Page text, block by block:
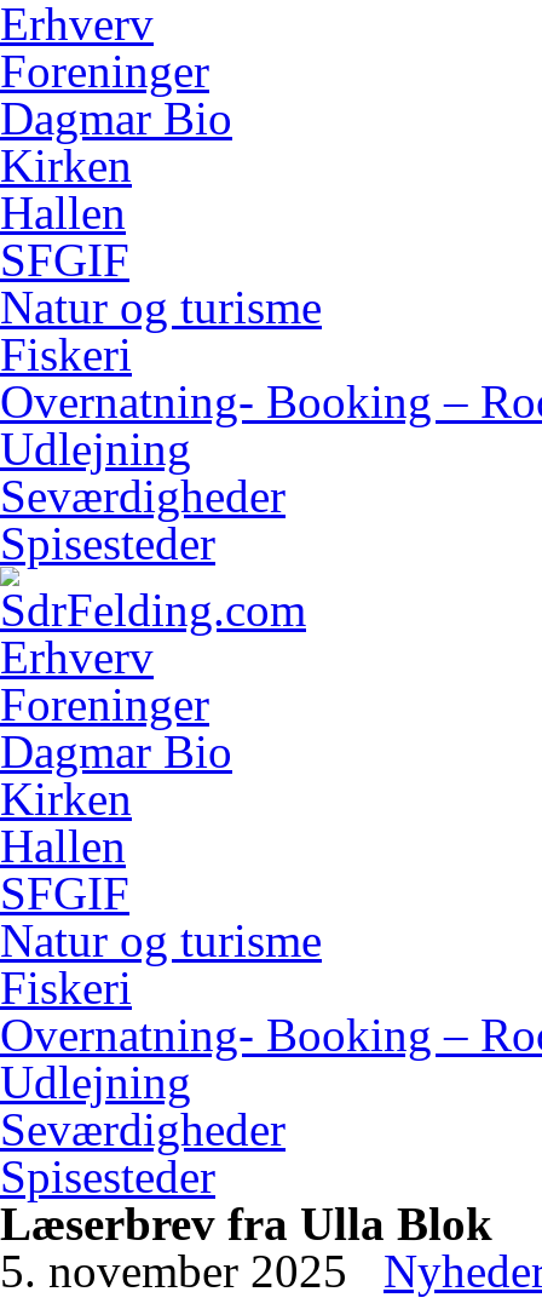
Erhverv
Foreninger
Dagmar Bio
Kirken
Hallen
SFGIF
Natur og turisme
Fiskeri
Overnatning- Booking –
Udlejning
Seværdigheder
Spisesteder
Erhverv
Foreninger
Dagmar Bio
Kirken
Hallen
SFGIF
Natur og turisme
Fiskeri
Overnatning- Booking –
Udlejning
Seværdigheder
Spisesteder
Læserbrev fra Ulla Blok
5. november 2025